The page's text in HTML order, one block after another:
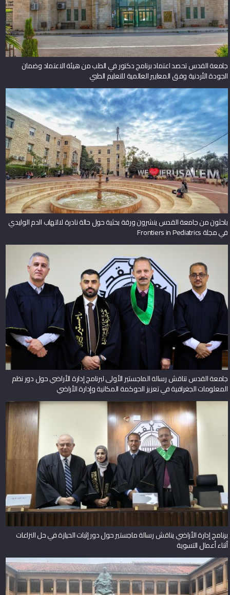
جامعة القدس تحصد اعتماد برنامج دكتور في الطب من هيئة الاعتماد وضمان
الجودة الأردنية وفق المعايير العالمية للتعليم الطبي
باحثون من جامعة القدس ينشرون ورقة بحثية حول حالة نادرة لالتهاب الدم الوليدي
في مجلة Frontiers in Pediatrics
جامعة القدس تناقش رسالة الماجستير الأولى لبرنامج إدارة الأراضي حول دور نظم
المعلومات الجغرافية في تعزيز الحوكمة المكانية وإدارة الأراضي
برنامج إدارة الأراضي يناقش رسالة ماجستير حول دور إثبات الحيازة في حل النزاعات
أثناء أعمال التسوية